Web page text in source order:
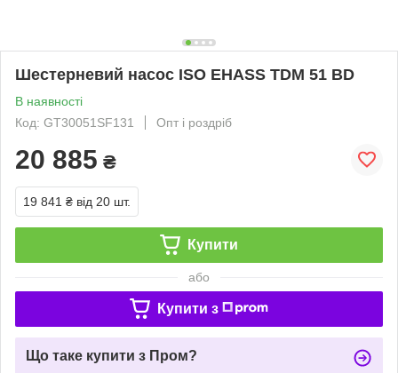
Шестерневий насос ISO EHASS TDM 51 BD
В наявності
Код: GT30051SF131
Опт і роздріб
20 885 ₴
19 841 ₴ від 20 шт.
Купити
або
Купити з
Що таке купити з Пром?